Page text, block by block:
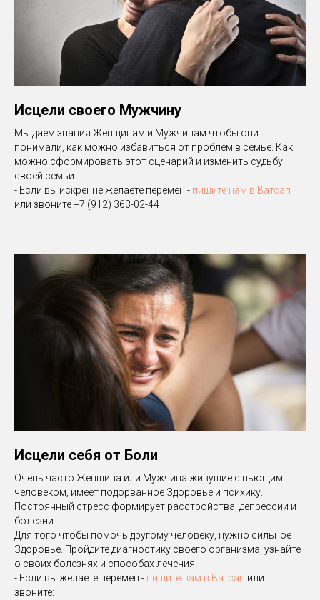
Исцели своего Мужчину
Мы даем знания Женщинам и Мужчинам чтобы они
понимали, как можно избавиться от проблем в семье. Как
можно сформировать этот сценарий и изменить судьбу
своей семьи.
- Если вы искренне желаете перемен - пишите нам в Ватсап
или звоните +7 (912) 363-02-44
Исцели себя от Боли
Очень часто Женщина или Мужчина живущие с пьющим
человеком, имеет подорванное Здоровье и психику.
Постоянный стресс формирует расстройства, депрессии и
болезни.
Для того чтобы помочь другому человеку, нужно сильное
Здоровье. Пройдите диагностику своего организма, узнайте
о своих болезнях и способах лечения.
- Если вы желаете перемен - пишите нам в Ватсап или
звоните: